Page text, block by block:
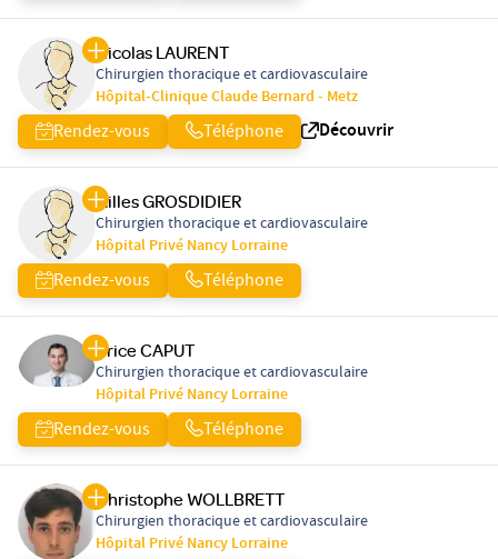
Nicolas LAURENT
Chirurgien thoracique et cardiovasculaire
Hôpital-Clinique Claude Bernard - Metz
Rendez-vous Téléphone Découvrir
Gilles GROSDIDIER
Chirurgien thoracique et cardiovasculaire
Hôpital Privé Nancy Lorraine
Rendez-vous Téléphone
Brice CAPUT
Chirurgien thoracique et cardiovasculaire
Hôpital Privé Nancy Lorraine
Rendez-vous Téléphone
Christophe WOLLBRETT
Chirurgien thoracique et cardiovasculaire
Hôpital Privé Nancy Lorraine